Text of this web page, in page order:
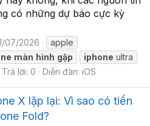
có những dự báo cực kỳ
07/2026
apple
màn hình gập iphone ultra
Trả lời: 0 Diễn đàn: iOS
X lặp lại: Vì sao có tiền
Fold?